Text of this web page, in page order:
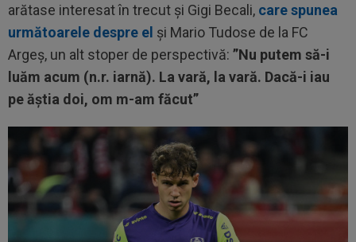
arătase interesat în trecut și Gigi Becali, care spunea
următoarele despre el și Mario Tudose de la FC
Argeș, un alt stoper de perspectivă: ”Nu putem să-i
luăm acum (n.r. iarnă). La vară, la vară. Dacă-i iau
pe ăștia doi, om m-am făcut”